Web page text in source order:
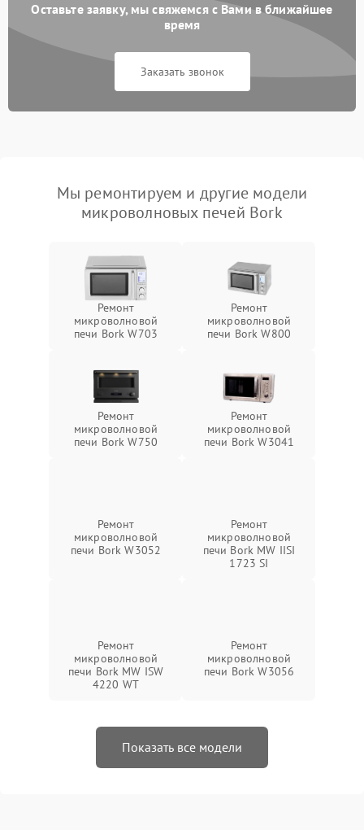
Оставьте заявку, мы свяжемся с Вами в ближайшее
время
Заказать звонок
Мы ремонтируем и другие модели
микроволновых печей Bork
Ремонт
микроволновой
печи Bork W703
Ремонт
микроволновой
печи Bork W800
Ремонт
микроволновой
печи Bork W750
Ремонт
микроволновой
печи Bork W3041
Ремонт
микроволновой
печи Bork W3052
Ремонт
микроволновой
печи Bork MW IISI
1723 SI
Ремонт
микроволновой
печи Bork MW ISW
4220 WT
Ремонт
микроволновой
печи Bork W3056
Показать все модели